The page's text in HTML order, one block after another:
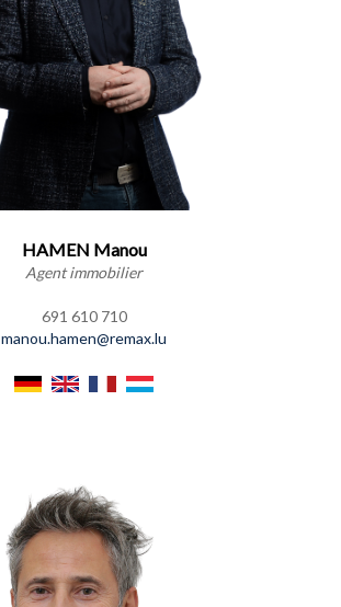
HAMEN Manou
Agent immobilier
691 610 710
manou.hamen@remax.lu